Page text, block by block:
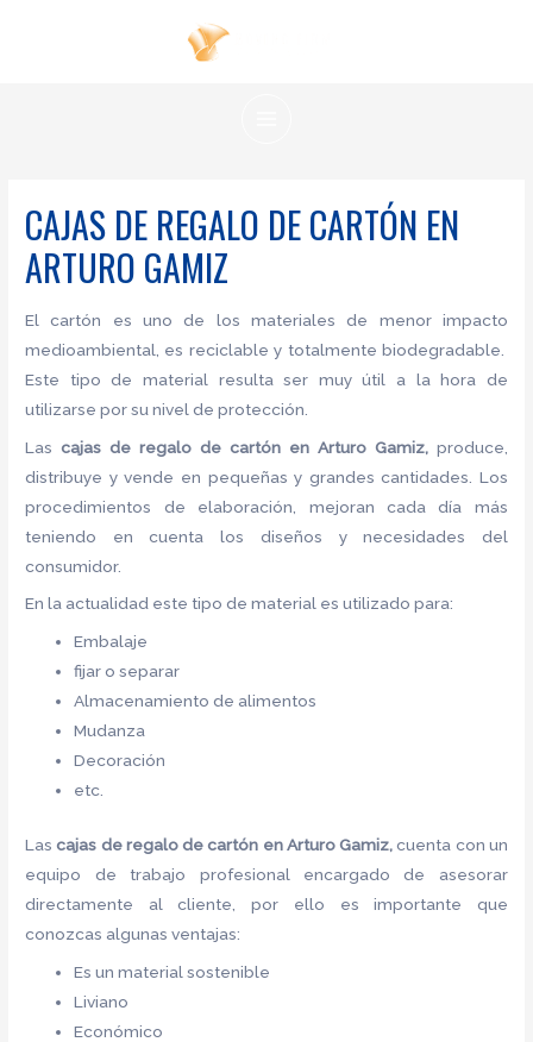
CAJAS DE REGALO DE CARTÓN EN
ARTURO GAMIZ
El cartón es uno de los materiales de menor impacto
medioambiental, es reciclable y totalmente biodegradable.
Este tipo de material resulta ser muy útil a la hora de
utilizarse por su nivel de protección.
Las cajas de regalo de cartón en Arturo Gamiz,produce,
distribuye y vende en pequeñas y grandes cantidades. Los
procedimientos de elaboración, mejoran cada día más
teniendo en cuenta los diseños y necesidades del
consumidor.
En la actualidad este tipo de material es utilizado para:
Embalaje
fijar o separar
Almacenamiento de alimentos
Mudanza
Decoración
etc.
Lascajas de regalo de cartón en Arturo Gamiz,cuenta con un
equipo de trabajo profesional encargado de asesorar
directamente al cliente, por ello es importante que
conozcas algunas ventajas:
Es un material sostenible
Liviano
Económico